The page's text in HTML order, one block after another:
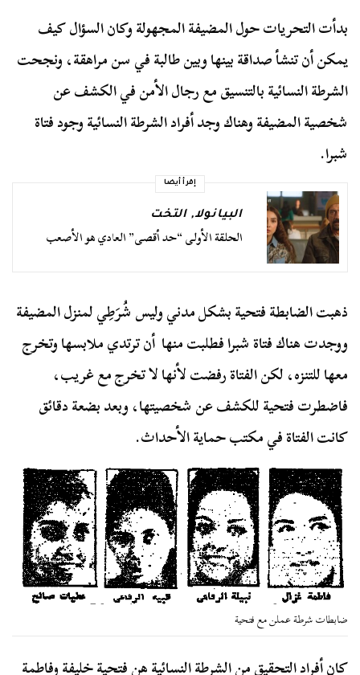
بدأت التحريات حول المضيفة المجهولة وكان السؤال كيف
يمكن أن تنشأ صداقة بينها وبين طالبة في سن مراهقة، ونجحت
الشرطة النسائية بالتنسيق مع رجال الأمن في الكشف عن
شخصية المضيفة وهناك وجد أفراد الشرطة النسائية وجود فتاة
شبرا.
إقرأ أيضا
البيانولا,التخت
الحلقة الأولى “حد أقصى” العادي هو الأصعب
ذهبت الضابطة فتحية بشكل مدني وليس شُرَطِي لمنزل المضيفة
ووجدت هناك فتاة شبرا فطلبت منها أن ترتدي ملابسها وتخرج
معها للتنزه، لكن الفتاة رفضت لأنها لا تخرج مع غريب،
فاضطرت فتحية للكشف عن شخصيتها، وبعد بضعة دقائق
كانت الفتاة في مكتب حماية الأحداث.
ضابطات شرطة عملن مع فتحية
كان أفراد التحقيق من الشرطة النسائية هن فتحية خليفة وفاطمة